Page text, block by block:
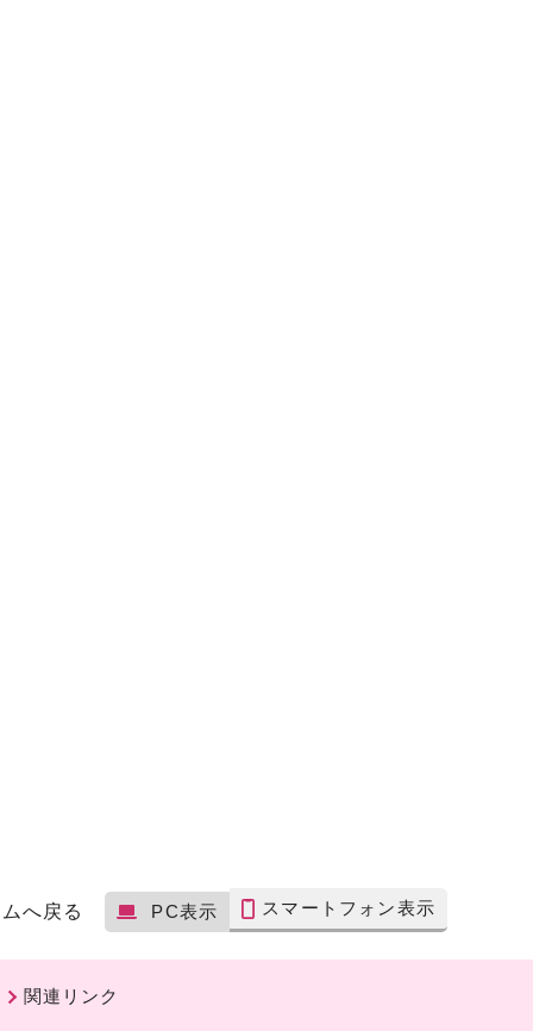
へ戻る PC表示 スマートフォン表示
関連リンク